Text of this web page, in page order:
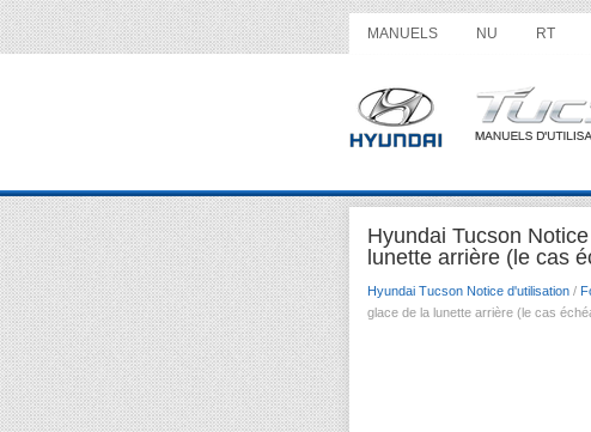
MANUELS NU RT
Hyundai Tucson
lunette arrière (le cas
Hyundai Tucson Notice d'utilisation /
glace de la lunette arrière (le cas